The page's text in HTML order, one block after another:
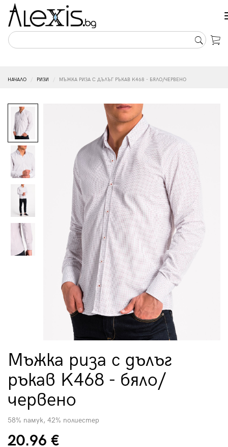
НАЧАЛО РИЗИ МЪЖКА РИЗА С ДЪЛЪГ РЪКАВ K468 - БЯЛО/ЧЕРВЕНО
Мъжка риза с дълъг
ръкав K468 - бяло/
червено
58% памук, 42% полиестер
20.96 €